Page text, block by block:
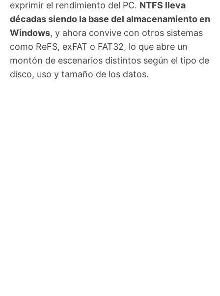
exprimir el rendimiento del PC. NTFS lleva
décadas siendo la base del almacenamiento en
Windows, y ahora convive con otros sistemas
como ReFS, exFAT o FAT32, lo que abre un
montón de escenarios distintos según el tipo de
disco, uso y tamaño de los datos.